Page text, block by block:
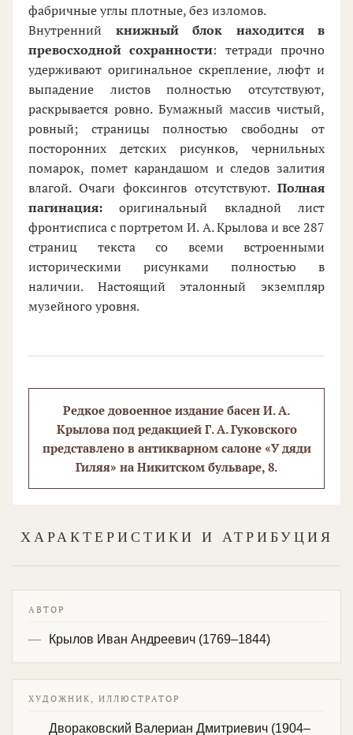
фабричные углы плотные, без изломов.
Внутренний книжный блок находится в
превосходной сохранности: тетради прочно
удерживают оригинальное скрепление, люфт и
выпадение листов полностью отсутствуют,
раскрывается ровно. Бумажный массив чистый,
ровный; страницы полностью свободны от
посторонних детских рисунков, чернильных
помарок, помет карандашом и следов залития
влагой. Очаги фоксингов отсутствуют. Полная
пагинация: оригинальный вкладной лист
фронтисписа с портретом И. А. Крылова и все 287
страниц текста со всеми встроенными
историческими рисунками полностью в
наличии. Настоящий эталонный экземпляр
музейного уровня.
Редкое довоенное издание басен И. А.
Крылова под редакцией Г. А. Гуковского
представлено в антикварном салоне «У дяди
Гиляя» на Никитском бульваре, 8.
ХАРАКТЕРИСТИКИ И АТРИБУЦИЯ
АВТОР
Крылов Иван Андреевич (1769–1844)
ХУДОЖНИК, ИЛЛЮСТРАТОР
Двораковский Валериан Дмитриевич (1904–